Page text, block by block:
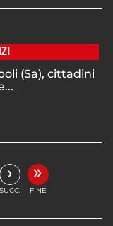
(Sa), cittadini
›
SUCC.
»
FINE